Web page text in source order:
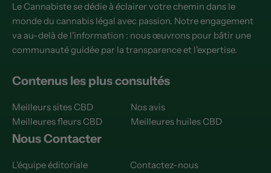
Le Cannabiste se dédie à éclairer votre chemin dans le
monde du cannabis légal avec passion. Notre engagement
va au-delà de l'information : nous œuvrons pour bâtir une
communauté guidée par la transparence et l'expertise.
Contenus les plus consultés
Meilleurs sites CBD
Nos avis
Meilleures fleurs CBD
Meilleures huiles CBD
Nous Contacter
L'équipe éditoriale
Contactez-nous